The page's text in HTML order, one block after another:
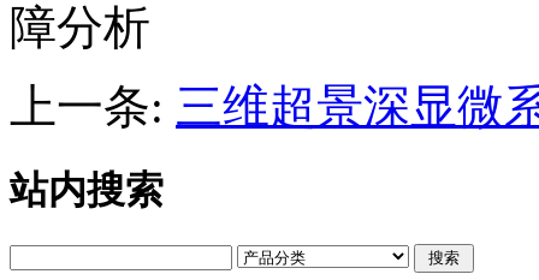
障分析
上一条: 三维超景深显微
站内搜索